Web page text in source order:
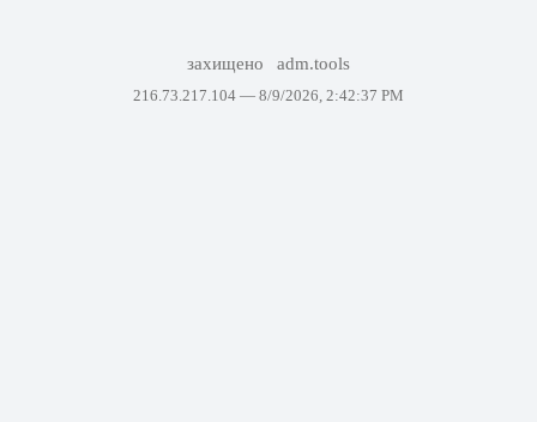
захищено adm.tools
216.73.217.104 — 8/9/2026, 2:42:37 PM